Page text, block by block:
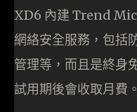
XD6 內建 Trend
網絡安全服務，包括
管理等，而且是終身
試用期後會收取月費。